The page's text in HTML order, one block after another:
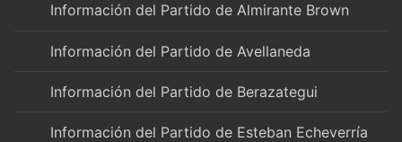
Información del Partido de Almirante Brown
Información del Partido de Avellaneda
Información del Partido de Berazategui
Información del Partido de Esteban Echeverría